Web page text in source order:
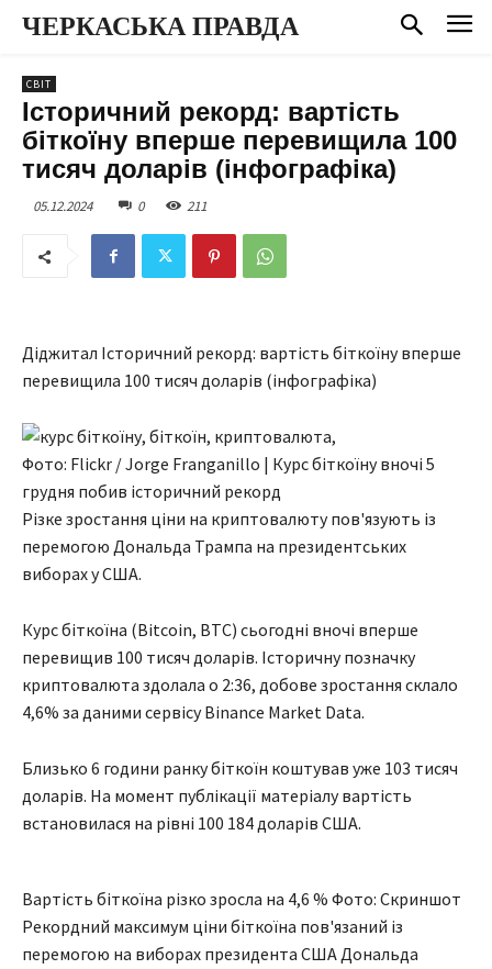
ЧЕРКАСЬКА ПРАВДА
СВІТ
Історичний рекорд: вартість
біткоїну вперше перевищила 100
тисяч доларів (інфографіка)
05.12.2024 0 211
Діджитал Історичний рекорд: вартість біткоїну вперше
перевищила 100 тисяч доларів (інфографіка)
Фото: Flickr / Jorge Franganillo | Курс біткоїну вночі 5
грудня побив історичний рекорд
Різке зростання ціни на криптовалюту пов'язують із
перемогою Дональда Трампа на президентських
виборах у США.
Курс біткоїна (Bitcoin, BTC) сьогодні вночі вперше
перевищив 100 тисяч доларів. Історичну позначку
криптовалюта здолала о 2:36, добове зростання склало
4,6% за даними сервісу Binance Market Data.
Близько 6 години ранку біткоїн коштував уже 103 тисяч
доларів. На момент публікації матеріалу вартість
встановилася на рівні 100 184 доларів США.
Вартість біткоїна різко зросла на 4,6 % Фото: Скриншот
Рекордний максимум ціни біткоїна пов'язаний із
перемогою на виборах президента США Дональда